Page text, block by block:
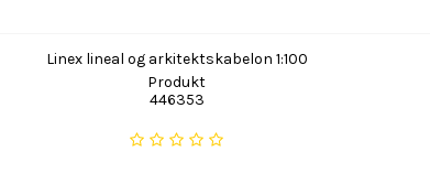
Linex lineal og arkitektskabelon 1:100
Produkt
446353